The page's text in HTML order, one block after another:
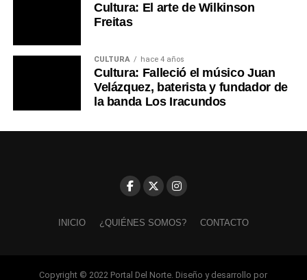
Cultura: El arte de Wilkinson
Freitas
CULTURA hace 4 años
Cultura: Falleció el músico Juan
Velázquez, baterista y fundador de
la banda Los Iracundos
INICIO ¿QUIÉNES SOMOS? CONTACTO
Copyright © 2022 Portal Del Norte. Diseño y desarrollo por